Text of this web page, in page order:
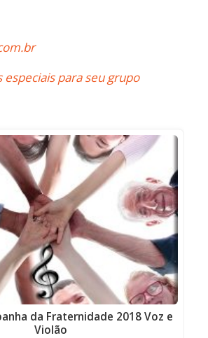
para seu grupo
da Fraternidade 2018 Voz e
Violão